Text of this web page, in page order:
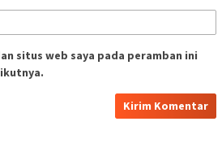
situs web saya pada peramban ini